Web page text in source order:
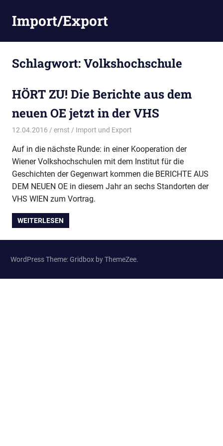
InhaltImport/Export
Schlagwort:Volkshochschule
HÖRT ZU! Die Berichte aus dem
neuen OE jetzt in der VHS
12.04.2016 ernst Import und Export
Auf in die nächste Runde: in einer Kooperation der
Wiener Volkshochschulen mit dem Institut für die
Geschichten der Gegenwart kommen die BERICHTE AUS
DEM NEUEN OE in diesem Jahr an sechs Standorten der
VHS WIEN zum Vortrag.
WEITERLESEN
WordPress Theme: Gridbox by ThemeZee.